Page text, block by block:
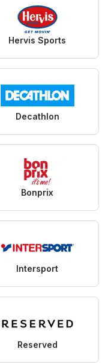
Hervis Sports
Decathlon
Bonprix
Intersport
Reserved